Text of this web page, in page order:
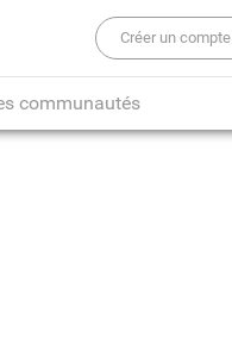
tout le site...
Créer un compte
communautés